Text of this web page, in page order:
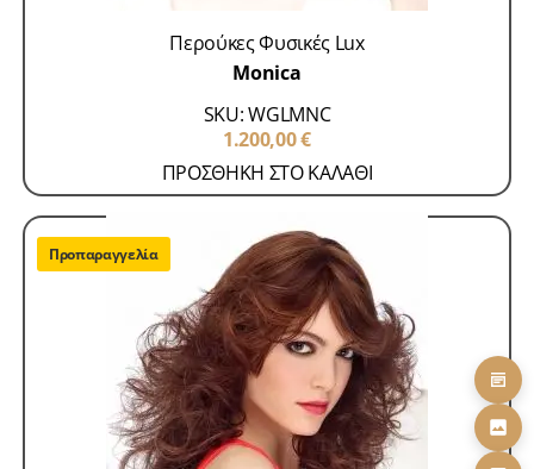
Περούκες Φυσικές Lux
Monica
SKU: WGLMNC
1.200,00€
ΠΡΟΣΘΗΚΗ ΣΤΟ ΚΑΛΑΘΙ
Προπαραγγελία